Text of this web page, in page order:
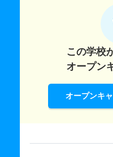
この学校
オープン
オープンキ